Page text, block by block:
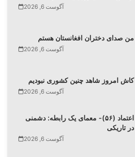
آگوست 6, 2026
من صدای دختران افغانستان هستم
آگوست 6, 2026
کاش امروز شاهد چنین کشوری نبودیم
آگوست 6, 2026
اعتماد (۵۶)- معمای یک رابطه: دشمنی
در تاریکی
آگوست 6, 2026